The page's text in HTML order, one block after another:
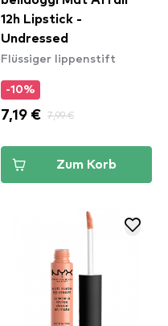
12h Lipstick -
Undressed
Flüssiger lippenstift
-10%
7,19 € 7,99 €
Zum Korb